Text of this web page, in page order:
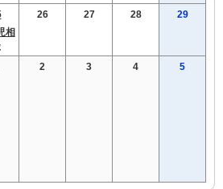
相
26 27 28 29
2 3 4 5